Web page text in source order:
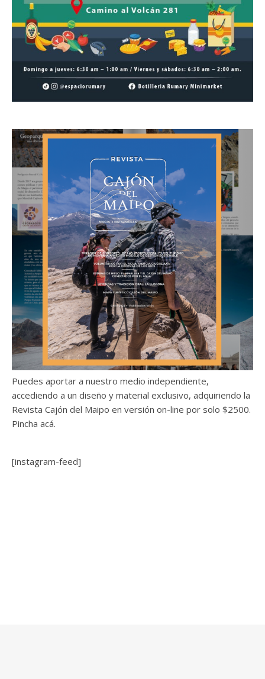
Puedes aportar a nuestro medio independiente,
accediendo a un diseño y material exclusivo, adquiriendo la
Revista Cajón del Maipo en versión on-line por solo $2500.
Pincha acá.
[instagram-feed]